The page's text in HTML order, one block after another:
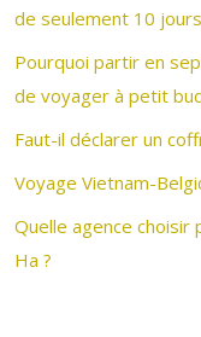
de seulement 10
Pourquoi partir en
de voyager à petit
Faut-il déclarer un
Voyage Vietnam-
Quelle agence choisir
Ha ?